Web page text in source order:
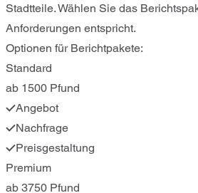
Stadtteile. Wählen Sie das
Anforderungen entspricht.
Optionen für Berichtpakete:
Standard
ab 1500 Pfund
Angebot
Nachfrage
Preisgestaltung
Premium
ab 3750 Pfund